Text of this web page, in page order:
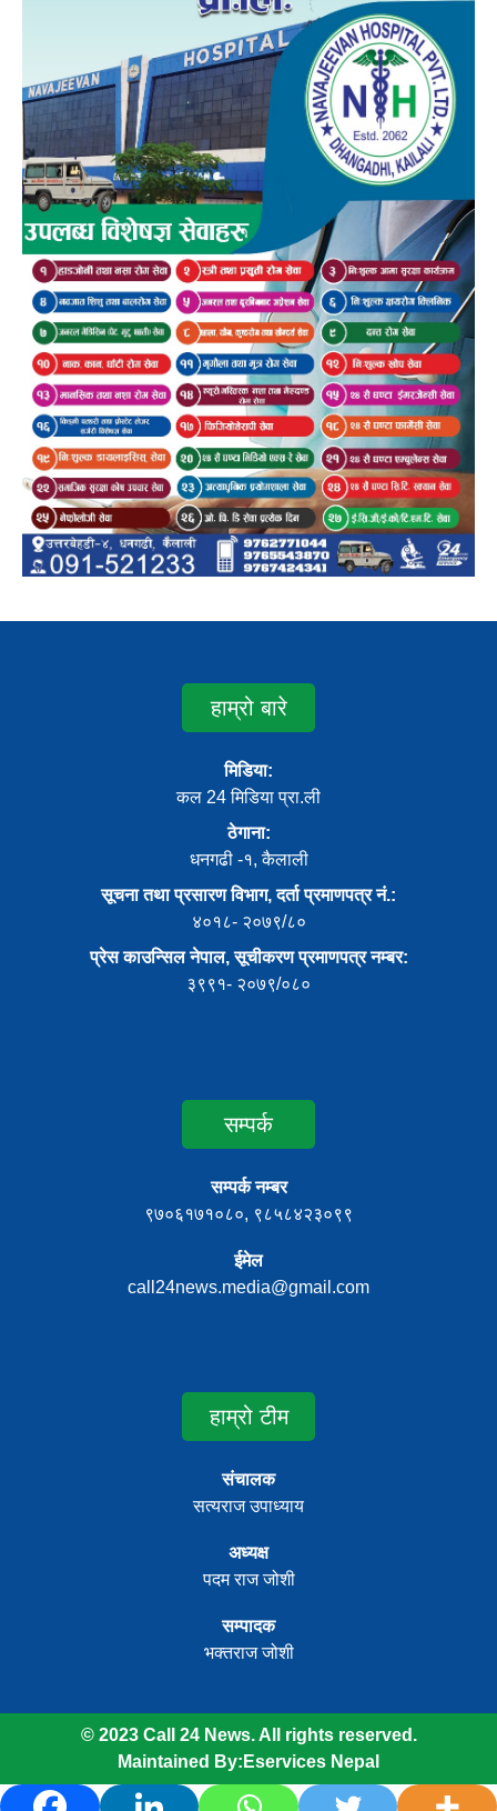
हाम्रो बारे
मिडिया:
कल 24 मिडिया प्रा.ली
ठेगाना:
धनगढी -१, कैलाली
सूचना तथा प्रसारण विभाग, दर्ता प्रमाणपत्र नं.:
४०१८- २०७९/८०
प्रेस काउन्सिल नेपाल, सूचीकरण प्रमाणपत्र नम्बर:
३९९१- २०७९/०८०
सम्पर्क
सम्पर्क नम्बर
९७०६१७१०८०, ९८५८४२३०९९
ईमेल
call24news.media@gmail.com
हाम्रो टीम
संचालक
सत्यराज उपाध्याय
अध्यक्ष
पदम राज जोशी
सम्पादक
भक्तराज जोशी
© 2023 Call 24 News. All rights reserved.
Maintained By: Eservices Nepal